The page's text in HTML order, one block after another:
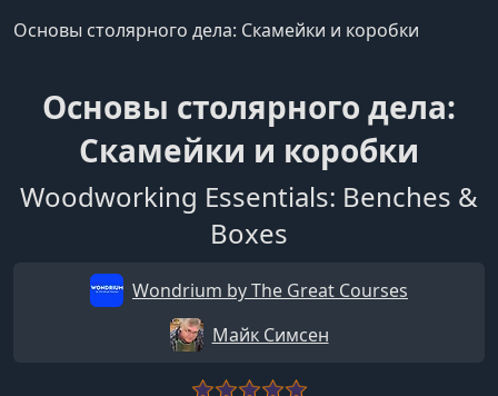
Основы столярного дела: Скамейки и коробки
Основы столярного дела:
Скамейки и коробки
Woodworking Essentials: Benches &
Boxes
Wondrium by The Great Courses
Майк Симсен